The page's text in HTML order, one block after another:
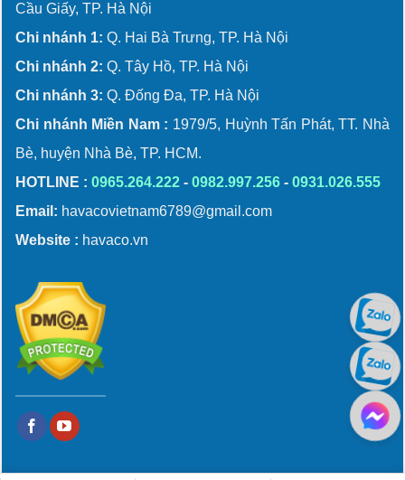
Cầu Giấy, TP. Hà Nội
Chi nhánh 1: Q. Hai Bà Trưng, TP. Hà Nội
Chi nhánh 2: Q. Tây Hồ, TP. Hà Nội
Chi nhánh 3: Q. Đống Đa, TP. Hà Nội
Chi nhánh Miền Nam : 1979/5, Huỳnh Tấn Phát, TT. Nhà
Bè, huyện Nhà Bè, TP. HCM.
HOTLINE : 0965.264.222 - 0982.997.256 - 0931.026.555
Email: havacovietnam6789@gmail.com
Website : havaco.vn